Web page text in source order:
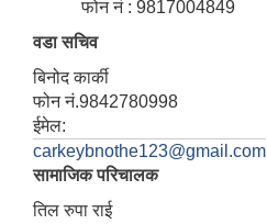
फोन नं : 9817004849
वडा सचिव
बिनोद कार्की
फोन नं.9842780998
ईमेल:
carkeybnothe123@gmail.com
सामाजिक परिचालक
तिल रुपा राई